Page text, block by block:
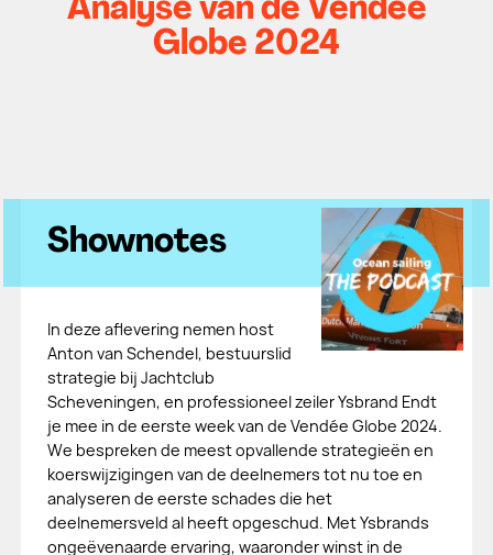
Analyse van de Vendée
Globe 2024
Shownotes
In deze aflevering nemen host
Anton van Schendel, bestuurslid
strategie bij Jachtclub
Scheveningen, en professioneel zeiler Ysbrand Endt
je mee in de eerste week van de Vendée Globe 2024.
We bespreken de meest opvallende strategieën en
koerswijzigingen van de deelnemers tot nu toe en
analyseren de eerste schades die het
deelnemersveld al heeft opgeschud. Met Ysbrands
ongeëvenaarde ervaring, waaronder winst in de